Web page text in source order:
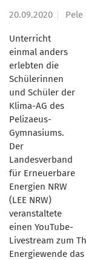
20.09.2020 Pele
Unterricht
einmal anders
erlebten die
Schülerinnen
und Schüler der
Klima-AG des
Pelizaeus-
Gymnasiums.
Der
Landesverband
für Erneuerbare
Energien NRW
(LEE NRW)
veranstaltete
einen YouTube-
Livestream zum
Energiewende